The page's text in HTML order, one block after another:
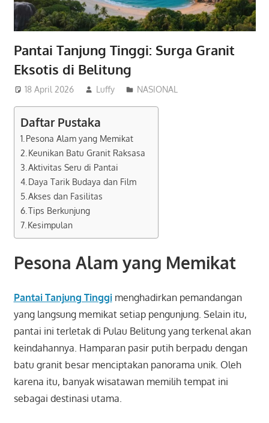
Pantai Tanjung Tinggi: Surga Granit
Eksotis di Belitung
18 April 2026 Luffy NASIONAL
Daftar Pustaka
Pesona Alam yang Memikat
Keunikan Batu Granit Raksasa
Aktivitas Seru di Pantai
Daya Tarik Budaya dan Film
Akses dan Fasilitas
Tips Berkunjung
Kesimpulan
Pesona Alam yang Memikat
Pantai Tanjung Tinggimenghadirkan pemandangan
yang langsung memikat setiap pengunjung. Selain itu,
pantai ini terletak di Pulau Belitung yang terkenal akan
keindahannya. Hamparan pasir putih berpadu dengan
batu granit besar menciptakan panorama unik. Oleh
karena itu, banyak wisatawan memilih tempat ini
sebagai destinasi utama.